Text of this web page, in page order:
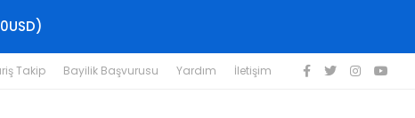
Takip Bayilik Başvurusu Yardım İletişim